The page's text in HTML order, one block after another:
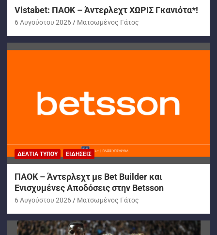
Vistabet: ΠΑΟΚ – Άντερλεχτ ΧΩΡΙΣ Γκανιότα*!
6 Αυγούστου 2026 Ματσωμένος Γάτος
ΔΕΛΤΊΑ ΤΎΠΟΥ ΕΙΔΉΣΕΙΣ
ΠΑΟΚ – Άντερλεχτ με Bet Builder και
Ενισχυμένες Αποδόσεις στην Betsson
6 Αυγούστου 2026 Ματσωμένος Γάτος